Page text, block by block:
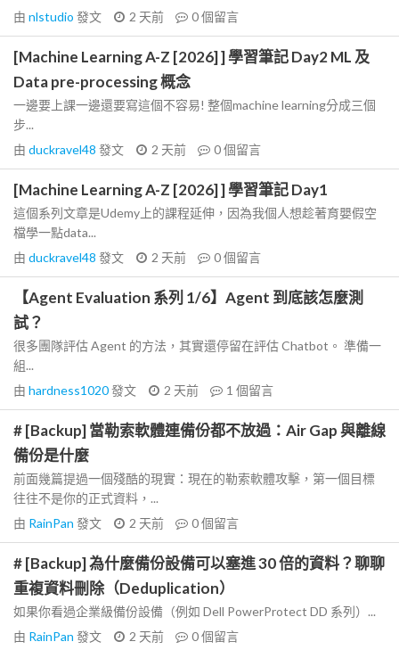
由 nlstudio 發文 2 天前 0個留言
[Machine Learning A-Z [2026] ] 學習筆記 Day2 ML 及
Data pre-processing 概念
一邊要上課一邊還要寫這個不容易! 整個machine learning分成三個
步...
由 duckravel48 發文 2 天前 0個留言
[Machine Learning A-Z [2026] ] 學習筆記 Day1
這個系列文章是Udemy上的課程延伸，因為我個人想趁著育嬰假空
檔學一點data...
由 duckravel48 發文 2 天前 0個留言
【Agent Evaluation 系列 1/6】Agent 到底該怎麼測
試？
很多團隊評估 Agent 的方法，其實還停留在評估 Chatbot。 準備一
組...
由 hardness1020發文 2 天前 1 個留言
# [Backup] 當勒索軟體連備份都不放過：Air Gap 與離線
備份是什麼
前面幾篇提過一個殘酷的現實：現在的勒索軟體攻擊，第一個目標
往往不是你的正式資料，...
由 RainPan 發文 2 天前 0個留言
# [Backup] 為什麼備份設備可以塞進 30 倍的資料？聊聊
重複資料刪除（Deduplication）
如果你看過企業級備份設備（例如 Dell PowerProtect DD 系列）...
由 RainPan 發文 2 天前 0個留言